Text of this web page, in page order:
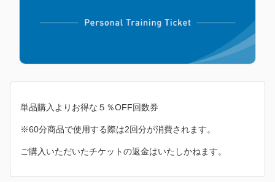
単品購入よりお得な５％OFF回数券
※60分商品で使用する際は2回分が消費されます。
ご購入いただいたチケットの返金はいたしかねます。